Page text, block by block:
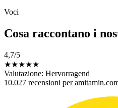
Voci
Cosa raccontano i
4,7/5
★★★★★
Valutazione: Hervorragend
10.027 recensioni per